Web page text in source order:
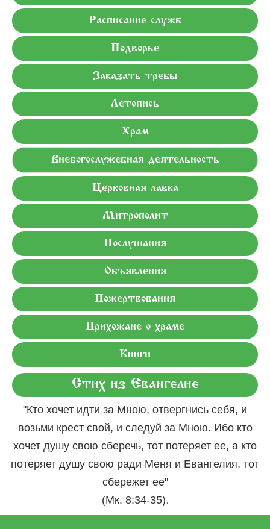
Расписание служб
Подворье
Заказать требы
Летопись
Храм
Внебогослужебная деятельность
Церковная лавка
Митрополит
Послушания
Объявления
Пожертвования
Прихожане о храме
Книги
Стих из Евангелие
"Кто хочет идти за Мною, отвергнись себя, и
возьми крест свой, и следуй за Мною. Ибо кто
хочет душу свою сберечь, тот потеряет ее, а кто
потеряет душу свою ради Меня и Евангелия, тот
сбережет ее"
(Мк. 8:34-35).